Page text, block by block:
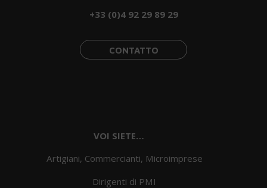
+33 (0)4 92 29 89 29
CONTATTO
VOI SIETE…
Artigiani, Commercianti, Microimprese
Dirigenti di PMI